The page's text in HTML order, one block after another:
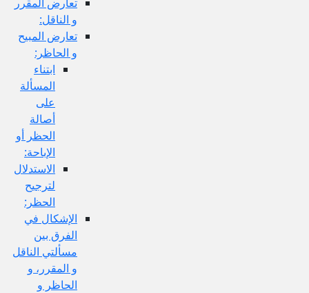
و الناقل:
تعارض المبيح
و الحاظر:
ابتناء
المسألة
الحظر أو
الإباحة:
الاستدلال
لترجيح
الحظر:
الإشكال في
الفرق بين
مسألتي الناقل
و المقرر، و
الحاظر و